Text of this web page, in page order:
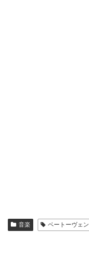
音楽 ベートーヴェン